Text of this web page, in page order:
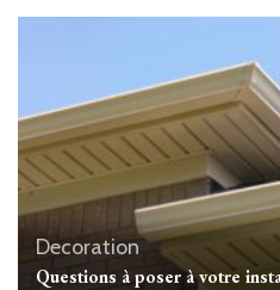
Decoration
Questions à poser à votre